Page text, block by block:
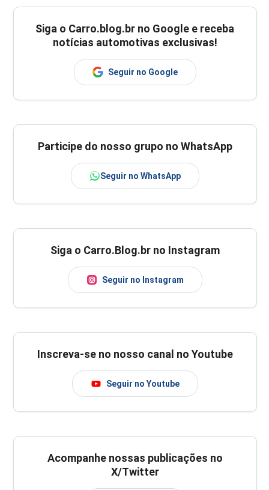
Siga o Carro.blog.br no Google e receba
notícias automotivas exclusivas!
Seguir no Google
Participe do nosso grupo no WhatsApp
Seguir no WhatsApp
Siga o Carro.Blog.br no Instagram
Seguir no Instagram
Inscreva-se no nosso canal no Youtube
Seguir no Youtube
Acompanhe nossas publicações no
X/Twitter